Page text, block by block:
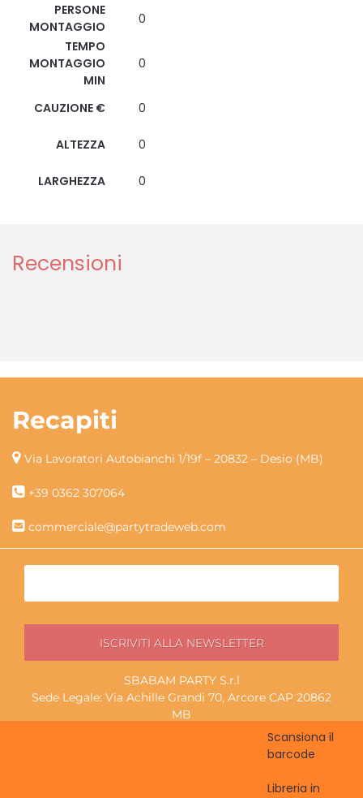
Scansiona il
barcode
Libreria in
PERSONE
MONTAGGIO
0
TEMPO
MONTAGGIO
MIN
0
CAUZIONE € 0
ALTEZZA 0
LARGHEZZA 0
Recensioni
Recapiti
Via Lavoratori Autobianchi 1/19f – 20832 – Desio (MB)
+39 0362 307064
commerciale@partytradeweb.com
SBABAM PARTY S.r.l
Sede Legale: Via Achille Grandi 70, Arcore CAP 20862
MB
Magazzino ritiro: Via Lavoratori Autobianchi 1/19f, Desio